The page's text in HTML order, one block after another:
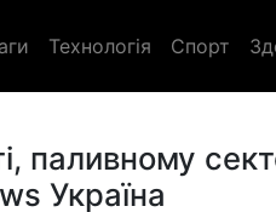
Технологія Спорт
паливному
Україна